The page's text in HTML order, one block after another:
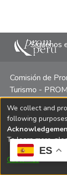
ES
Siguenos
Comisión de
Turismo -
Central
Oeste 50,
Lima
Copyright 2025
We collect and
following
To learn more,
Customize